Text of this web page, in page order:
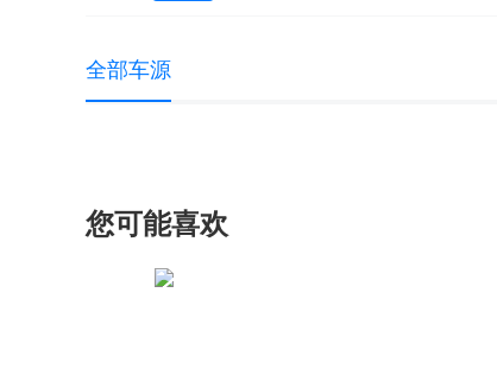
兰德酷路泽（进口）
全部车源
您可能喜欢